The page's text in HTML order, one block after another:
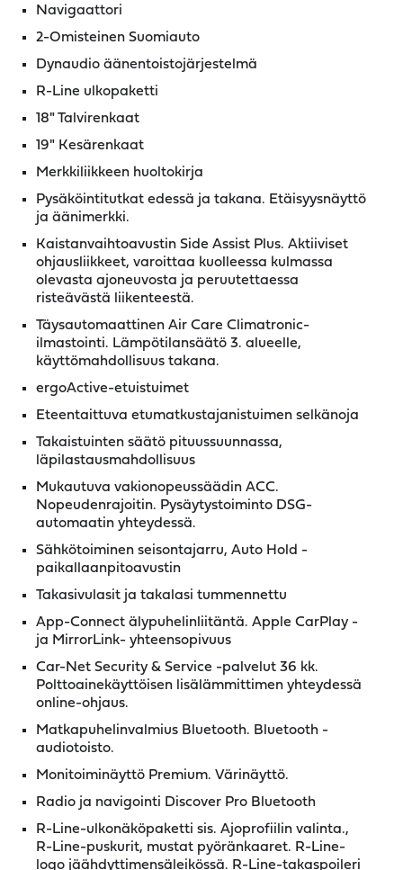
Navigaattori
2-Omisteinen Suomiauto
Dynaudio äänentoistojärjestelmä
R-Line ulkopaketti
18" Talvirenkaat
19" Kesärenkaat
Merkkiliikkeen huoltokirja
Pysäköintitutkat edessä ja takana. Etäisyysnäyttö
ja äänimerkki.
Kaistanvaihtoavustin Side Assist Plus. Aktiiviset
ohjausliikkeet, varoittaa kuolleessa kulmassa
olevasta ajoneuvosta ja peruutettaessa
risteävästä liikenteestä.
Täysautomaattinen Air Care Climatronic-
ilmastointi. Lämpötilansäätö 3. alueelle,
käyttömahdollisuus takana.
ergoActive-etuistuimet
Eteentaittuva etumatkustajanistuimen selkänoja
Takaistuinten säätö pituussuunnassa,
läpilastausmahdollisuus
Mukautuva vakionopeussäädin ACC.
Nopeudenrajoitin. Pysäytystoiminto DSG-
automaatin yhteydessä.
Sähkötoiminen seisontajarru, Auto Hold -
paikallaanpitoavustin
Takasivulasit ja takalasi tummennettu
App-Connect älypuhelinliitäntä. Apple CarPlay -
ja MirrorLink- yhteensopivuus
Car-Net Security & Service -palvelut 36 kk.
Polttoainekäyttöisen lisälämmittimen yhteydessä
online-ohjaus.
Matkapuhelinvalmius Bluetooth. Bluetooth -
audiotoisto.
Monitoiminäyttö Premium. Värinäyttö.
Radio ja navigointi Discover Pro Bluetooth
R-Line-ulkonäköpaketti sis. Ajoprofiilin valinta.,
R-Line-puskurit, mustat pyöränkaaret. R-Line-
logo jäähdyttimensäleikössä. R-Line-takaspoileri